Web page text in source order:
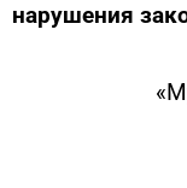
нарушения